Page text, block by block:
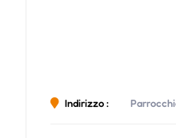
Indirizzo :